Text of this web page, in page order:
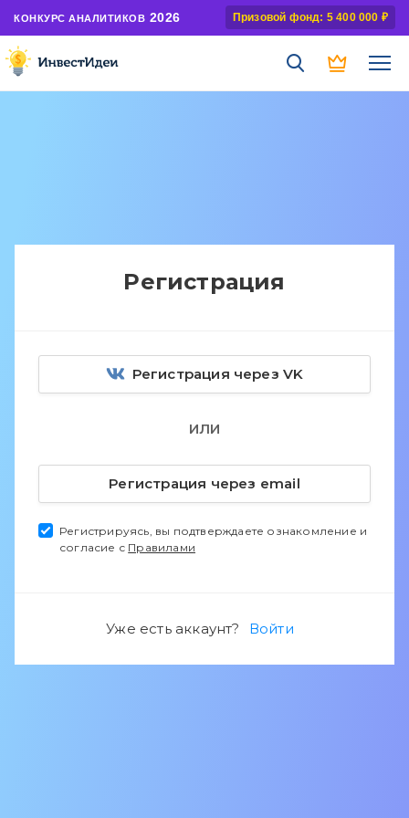
КОНКУРС АНАЛИТИКОВ 2026 Призовой фонд: 5 400 000 ₽
Регистрация
Регистрация через VK
ИЛИ
Регистрация через email
Регистрируясь, вы подтверждаете ознакомление и
согласие с Правилами
Уже есть аккаунт? Войти